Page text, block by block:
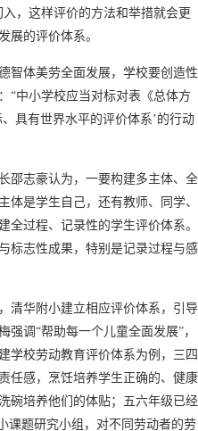
，这样评价的方法和举措就会更
展的评价体系。
智体美劳全面发展，学校要创造性
“中小学校应当对标对表《总体方
具有世界水平的评价体系’的行动
邵志豪认为，一要构建多主体、全
体是学生自己，还有教师、同学、
全过程、记录性的学生评价体系。
标志性成果，特别是记录过程与感
清华附小建立相应评价体系，引导
调“帮助每一个儿童全面发展”，
学校劳动教育评价体系为例，三四
任感，烹饪培养学生正确的、健康
碗培养他们的体贴；五六年级已经
课题研究小组，对不同劳动者的劳